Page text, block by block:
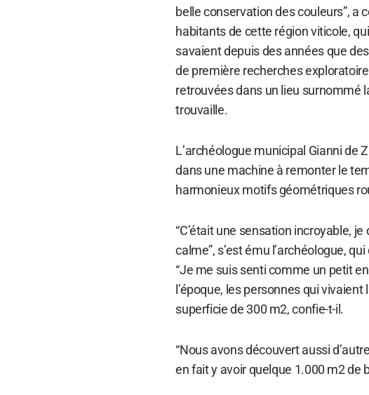
belle conservation des couleurs”, a
habitants de cette région viticole,
savaient depuis des années que
de première recherches
retrouvées dans un lieu surnommé
trouvaille.
L’archéologue municipal Gianni de
dans une machine à remonter le
harmonieux motifs géométriques
“C’était une sensation incroyable,
calme”, s’est ému l’archéologue,
“Je me suis senti comme un petit
l’époque, les personnes qui
superficie de 300 m2, confie-t-il.
“Nous avons découvert aussi
en fait y avoir quelque 1.000 m2 de